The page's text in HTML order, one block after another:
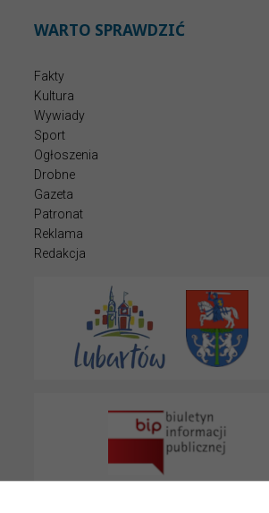
WARTO SPRAWDZIĆ
Fakty
Kultura
Wywiady
Sport
Ogłoszenia
Drobne
Gazeta
Patronat
Reklama
Redakcja